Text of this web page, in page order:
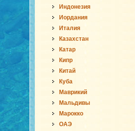
Индонезия
Иордания
Италия
Казахстан
Катар
Кипр
Китай
Куба
Маврикий
Мальдивы
Марокко
ОАЭ